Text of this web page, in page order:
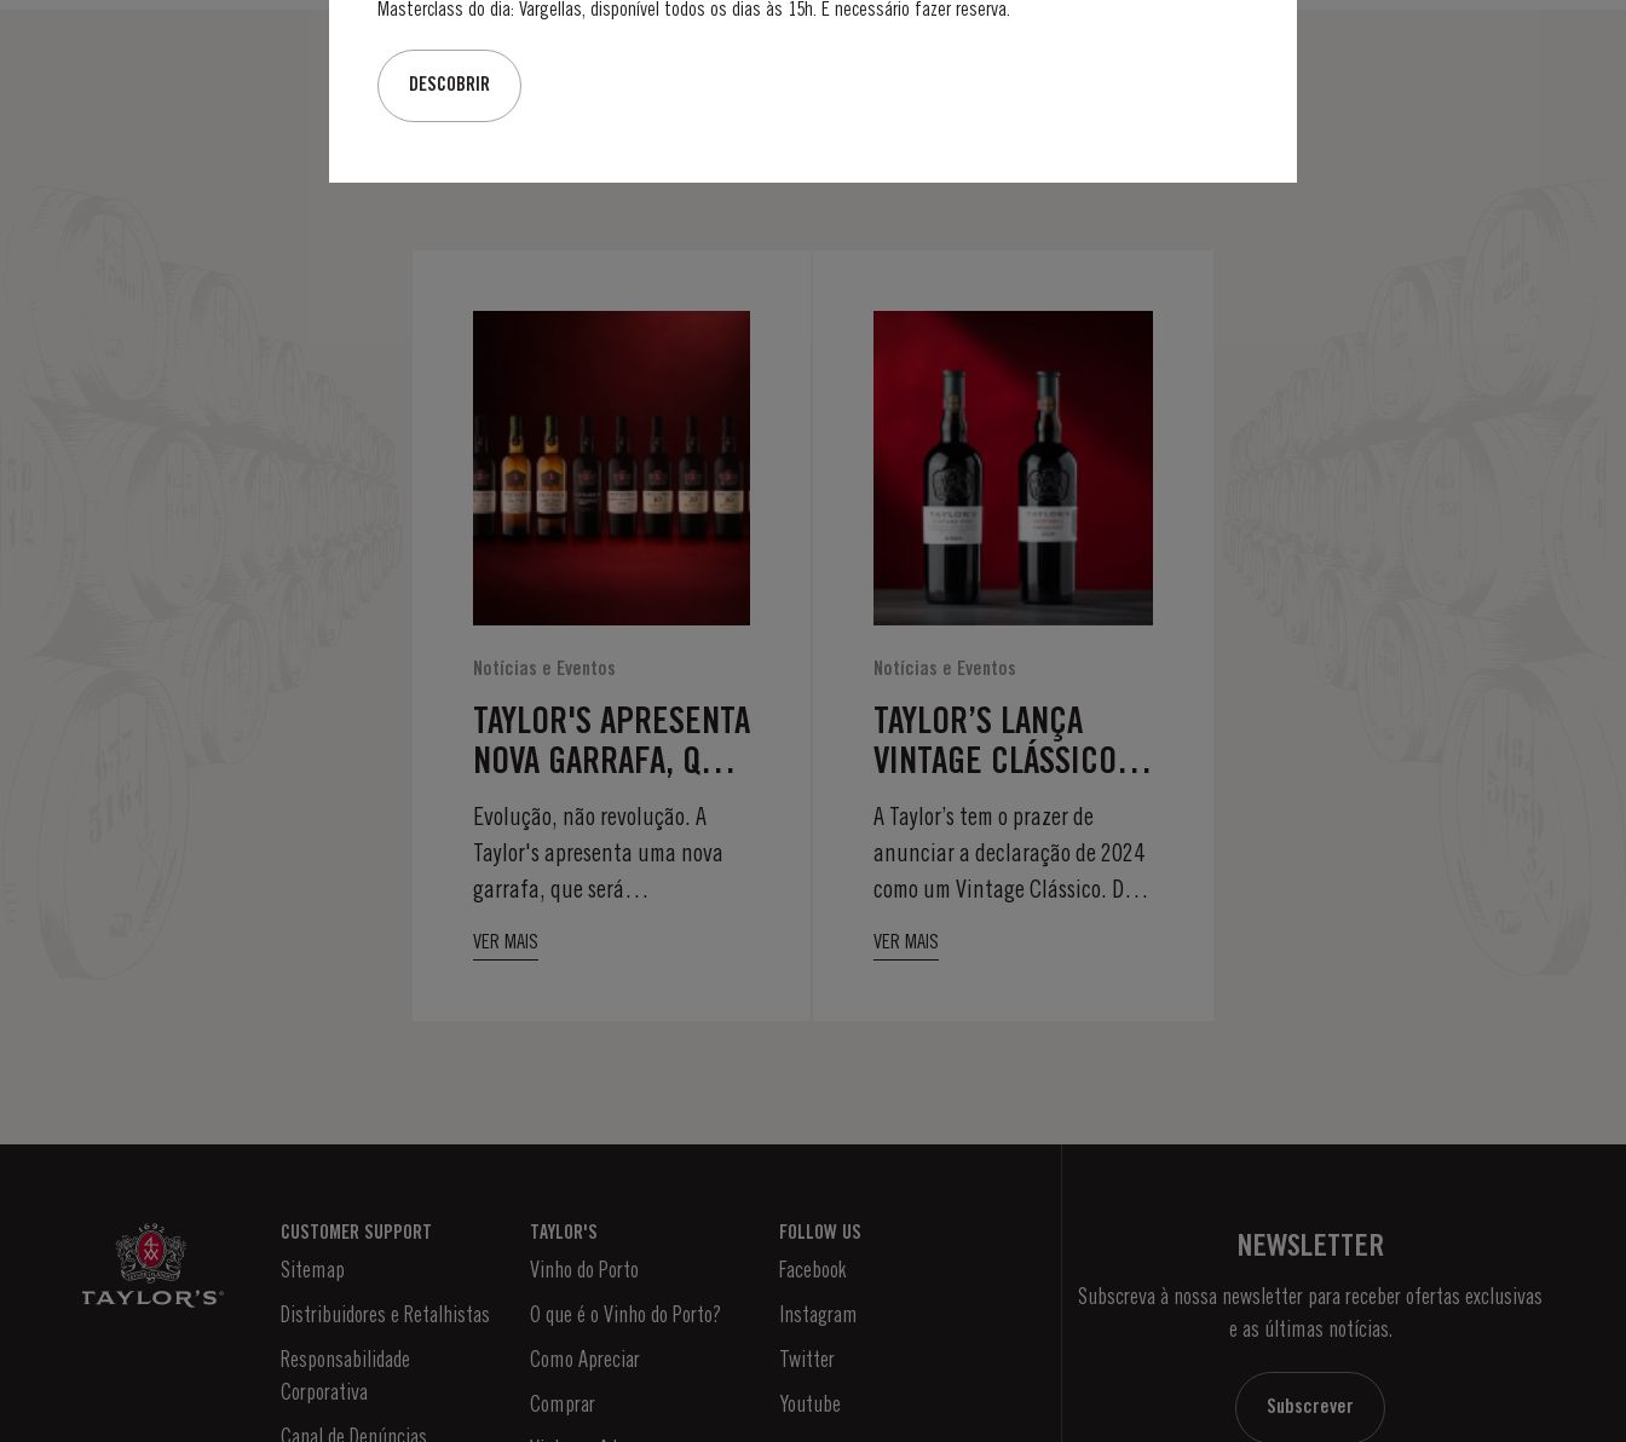
Notícias e Eventos
TAYLOR'S APRESENTA
NOVA GARRAFA, QUE
ALIA A
INTEMPORALIDADE
DA SUA HERANÇA A
AMBIENTAL MAIS
Evolução, não revolução. A
Taylor's apresenta uma nova
garrafa, que será
VER MAIS
Notícias e Eventos
TAYLOR’S LANÇA
VINTAGE CLÁSSICO
2024 E SENTINELS
2024
A Taylor’s tem o prazer de
anunciar a declaração de 2024
como um Vintage Clássico. De
VER MAIS
CUSTOMER SUPPORT
Sitemap
Distribuidores e Retalhistas
Responsabilidade
Corporativa
TAYLOR'S
Vinho do Porto
O que é o Vinho do Porto?
Como Apreciar
Comprar
FOLLOW US
Facebook
Instagram
Twitter
Youtube
NEWSLETTER
Subscreva à nossa newsletter para receber ofertas exclusivas
e as últimas notícias.
Subscrever
Masterclass do dia: Vargellas, disponível todos os dias às 15h. É necessário fazer reserva.
DESCOBRIR